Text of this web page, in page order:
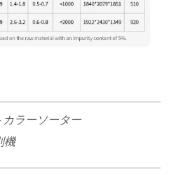
ラーソーター
機